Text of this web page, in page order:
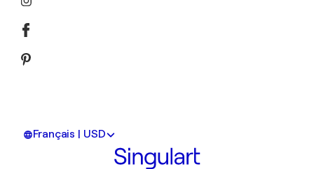
Français | USD